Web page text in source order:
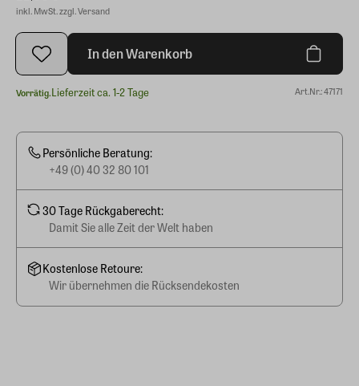
inkl. MwSt. zzgl. Versand
In den Warenkorb
Vorrätig.Lieferzeit ca. 1-2 Tage Art.Nr.: 47171
Persönliche Beratung:
+49 (0) 40 32 80 101
30 Tage Rückgaberecht:
Damit Sie alle Zeit der Welt haben
Kostenlose Retoure:
Wir übernehmen die Rücksendekosten